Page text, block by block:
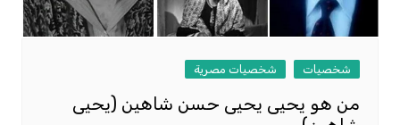
شخصيات شخصيات مصرية
من هو يحيى يحيى حسن شاهين (يحيى